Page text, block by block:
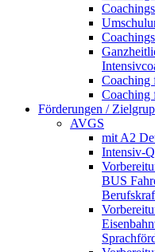
Coaching
Coaching
Förderungen /
AVGS
mit A2
Intensiv-
BUS